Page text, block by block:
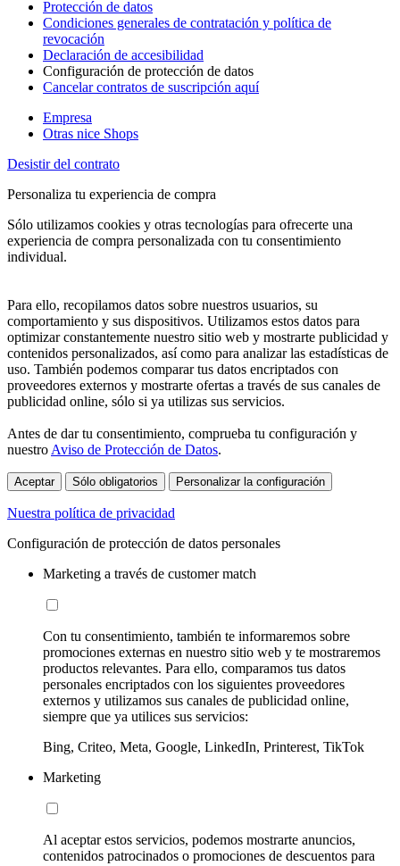
Protección de datos
Condiciones generales de contratación y política de
revocación
Declaración de accesibilidad
Configuración de protección de datos
Cancelar contratos de suscripción aquí
Empresa
Otras nice Shops
Desistir del contrato
Personaliza tu experiencia de compra
Sólo utilizamos cookies y otras tecnologías para ofrecerte una
experiencia de compra personalizada con tu consentimiento
individual.
Para ello, recopilamos datos sobre nuestros usuarios, su
comportamiento y sus dispositivos. Utilizamos estos datos para
optimizar constantemente nuestro sitio web y mostrarte publicidad y
contenidos personalizados, así como para analizar las estadísticas de
uso. También podemos comparar tus datos encriptados con
proveedores externos y mostrarte ofertas a través de sus canales de
publicidad online, sólo si ya utilizas sus servicios.
Antes de dar tu consentimiento, comprueba tu configuración y
nuestro Aviso de Protección de Datos.
Aceptar Sólo obligatorios Personalizar la configuración
Nuestra política de privacidad
Configuración de protección de datos personales
Marketing a través de customer match
Con tu consentimiento, también te informaremos sobre
promociones externas en nuestro sitio web y te mostraremos
productos relevantes. Para ello, comparamos tus datos
personales encriptados con los siguientes proveedores
externos y utilizamos sus canales de publicidad online,
siempre que ya utilices sus servicios:
Bing, Criteo, Meta, Google, LinkedIn, Printerest, TikTok
Marketing
Al aceptar estos servicios, podemos mostrarte anuncios,
contenidos patrocinados o promociones de descuentos para